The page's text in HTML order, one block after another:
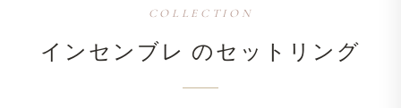
COLLECTION
インセンブレ の​セットリング